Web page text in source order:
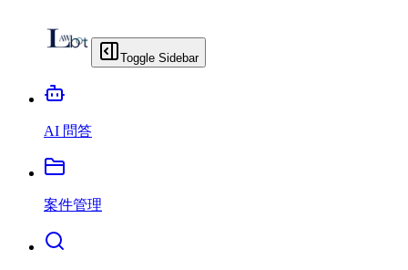
Toggle Sidebar
AI 問答
案件管理